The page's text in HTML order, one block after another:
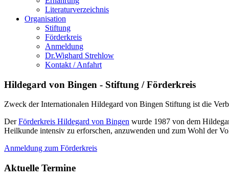
Literaturverzeichnis
Organisation
Stiftung
Förderkreis
Anmeldung
Dr.Wighard Strehlow
Kontakt / Anfahrt
Hildegard von Bingen - Stiftung / Förderkreis
Zweck der Internationalen Hildegard von Bingen Stiftung ist die
DerFörderkreis Hildegard von Bingen wurde 1987 von dem
Heilkunde intensiv zu erforschen, anzuwenden und zum Wohl der
Anmeldung zum Förderkreis
Aktuelle Termine